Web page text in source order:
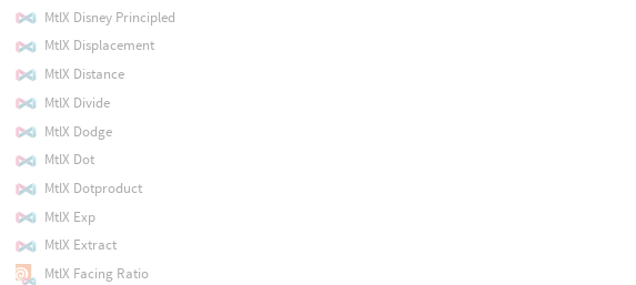
MtlX Disney Principled
MtlX Displacement
MtlX Distance
MtlX Divide
MtlX Dodge
MtlX Dot
MtlX Dotproduct
MtlX Exp
MtlX Extract
MtlX Facing Ratio